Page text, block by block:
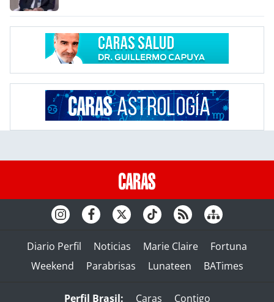
Diario Perfil Noticias Marie Claire
Fortuna
Weekend
Parabrisas Lunateen BATimes
Perfil Brasil: Caras Contigo